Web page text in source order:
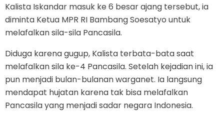
Kalista Iskandar masuk ke 6 besar ajang tersebut, ia
diminta Ketua MPR RI Bambang Soesatyo untuk
melafalkan sila-sila Pancasila.
Diduga karena gugup, Kalista terbata-bata saat
melafalkan sila ke-4 Pancasila. Setelah kejadian ini, ia
pun menjadi bulan-bulanan warganet. Ia langsung
mendapat hujatan karena tak bisa melafalkan
Pancasila yang menjadi sadar negara Indonesia.